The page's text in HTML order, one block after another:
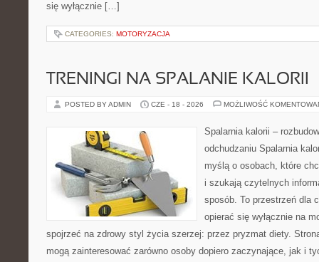
się wyłącznie […]
CATEGORIES: MOTORYZACJA
TRENINGI NA SPALANIE KALORII
POSTED BY ADMIN CZE - 18 - 2026 MOŻLIWOŚĆ
Spalarnia kalorii –
odchudzaniu Spalarnia
myślą o osobach, które
i szukają czytelnych
sposób. To przestrzeń dla
opierać się wyłącznie na
spojrzeć na zdrowy styl życia szerzej: przez pryzmat diety.
mogą zainteresować zarówno osoby dopiero zaczynające, jak i